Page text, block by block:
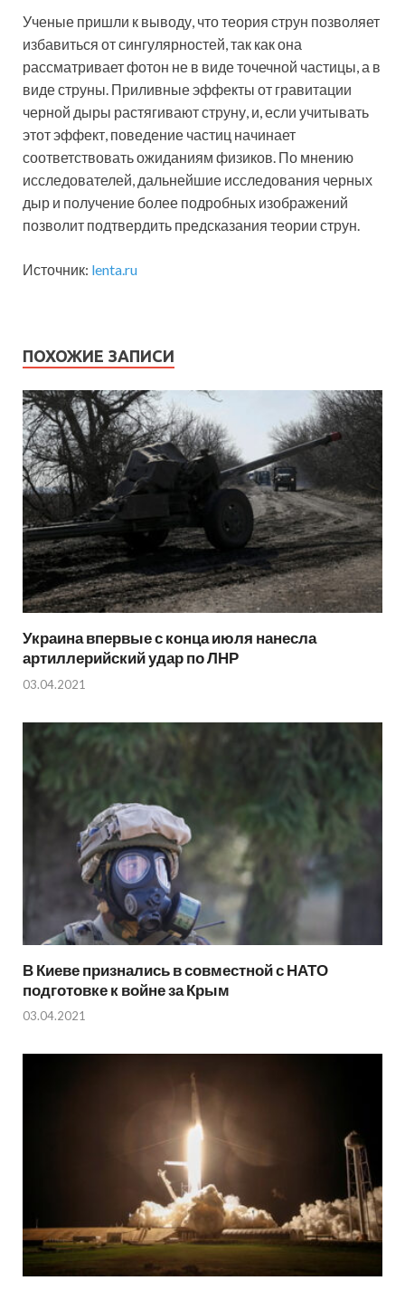
Ученые пришли к выводу, что теория струн позволяет
избавиться от сингулярностей, так как она
рассматривает фотон не в виде точечной частицы, а в
виде струны. Приливные эффекты от гравитации
черной дыры растягивают струну, и, если учитывать
этот эффект, поведение частиц начинает
соответствовать ожиданиям физиков. По мнению
исследователей, дальнейшие исследования черных
дыр и получение более подробных изображений
позволит подтвердить предсказания теории струн.
Источник: lenta.ru
ПОХОЖИЕ ЗАПИСИ
Украина впервые с конца июля нанесла
артиллерийский удар по ЛНР
03.04.2021
В Киеве признались в совместной с НАТО
подготовке к войне за Крым
03.04.2021